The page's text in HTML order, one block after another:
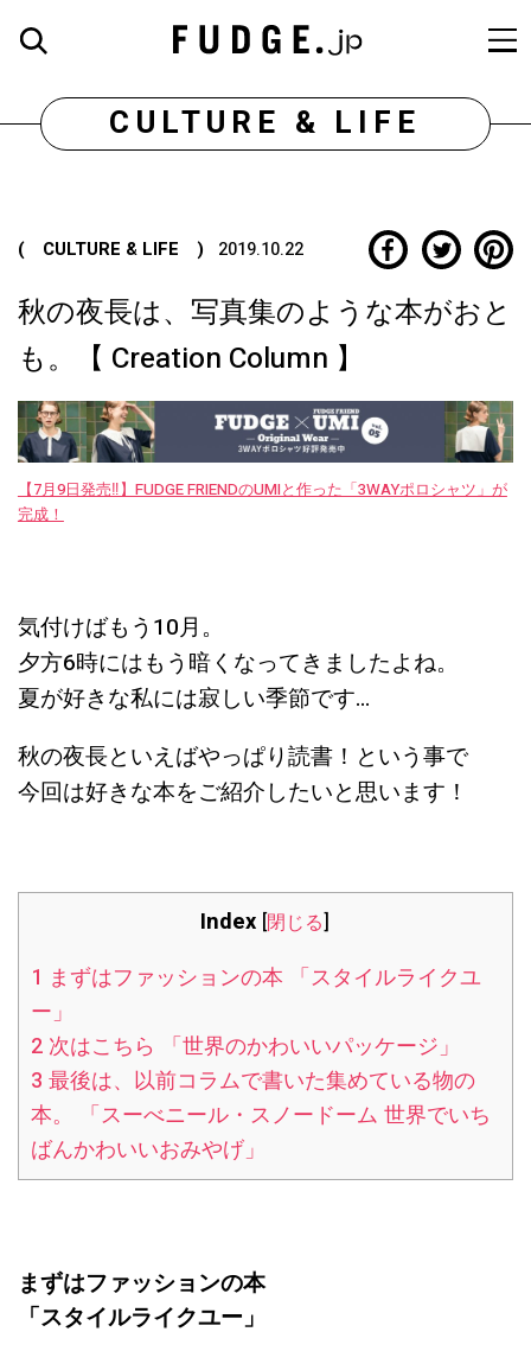
CULTURE & LIFE
( CULTURE & LIFE ) 2019.10.22
秋の夜長は、写真集のような本がおと
も。【 Creation Column 】
【7月9日発売‼︎】FUDGE FRIENDのUMIと作った「3WAYポロシャツ」が
完成！
気付けばもう10月。
夕方6時にはもう暗くなってきましたよね。
夏が好きな私には寂しい季節です…
秋の夜長といえばやっぱり読書！という事で
今回は好きな本をご紹介したいと思います！
Index [閉じる]
1 まずはファッションの本 「スタイルライクユ
ー」
2次はこちら 「世界のかわいいパッケージ」
3 最後は、以前コラムで書いた集めている物の
本。 「スーべニール・スノードーム 世界でいち
ばんかわいいおみやげ」
まずはファッションの本
「スタイルライクユー」